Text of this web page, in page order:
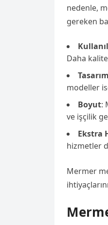
nedenle,
gereken
Daha
Tasarım
modeller
Boyut:
ve işçilik
Ekstra
hizmetler
Mermer